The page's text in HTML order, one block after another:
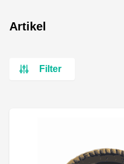
Artikel
Filter